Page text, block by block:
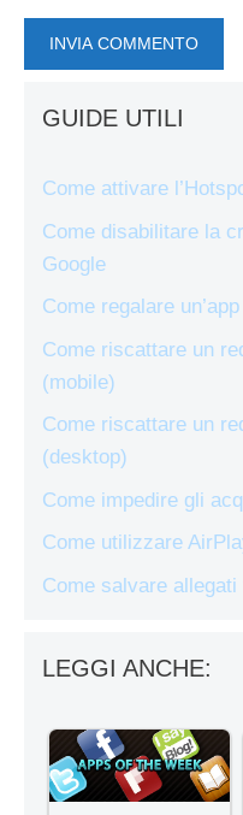
GUIDE UTILI
Come attivare
Come disabilitare la
Google
Come regalare un’app
Come riscattare un
(mobile)
Come riscattare un
(desktop)
Come impedire gli
Come utilizzare
Come salvare
LEGGI ANCHE: